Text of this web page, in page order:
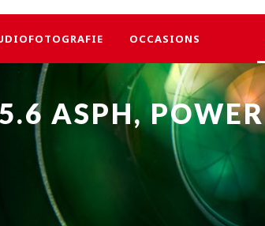
OCCASIONS
ASPH, POWER